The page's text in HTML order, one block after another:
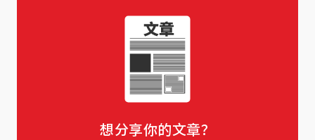
想分享你的文章？